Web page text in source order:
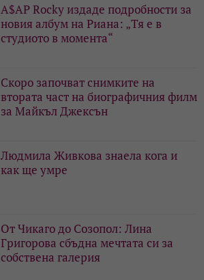
A$AP Rocky издаде подробности за
новия албум на Риана: „Тя е в
студиото в момента“
Скоро започват снимките на
втората част на биографичния филм
за Майкъл Джексън
Людмила Живкова знаела кога и
как ще умре
От Чикаго до Созопол: Лина
Григорова сбъдна мечтата си за
собствена галерия